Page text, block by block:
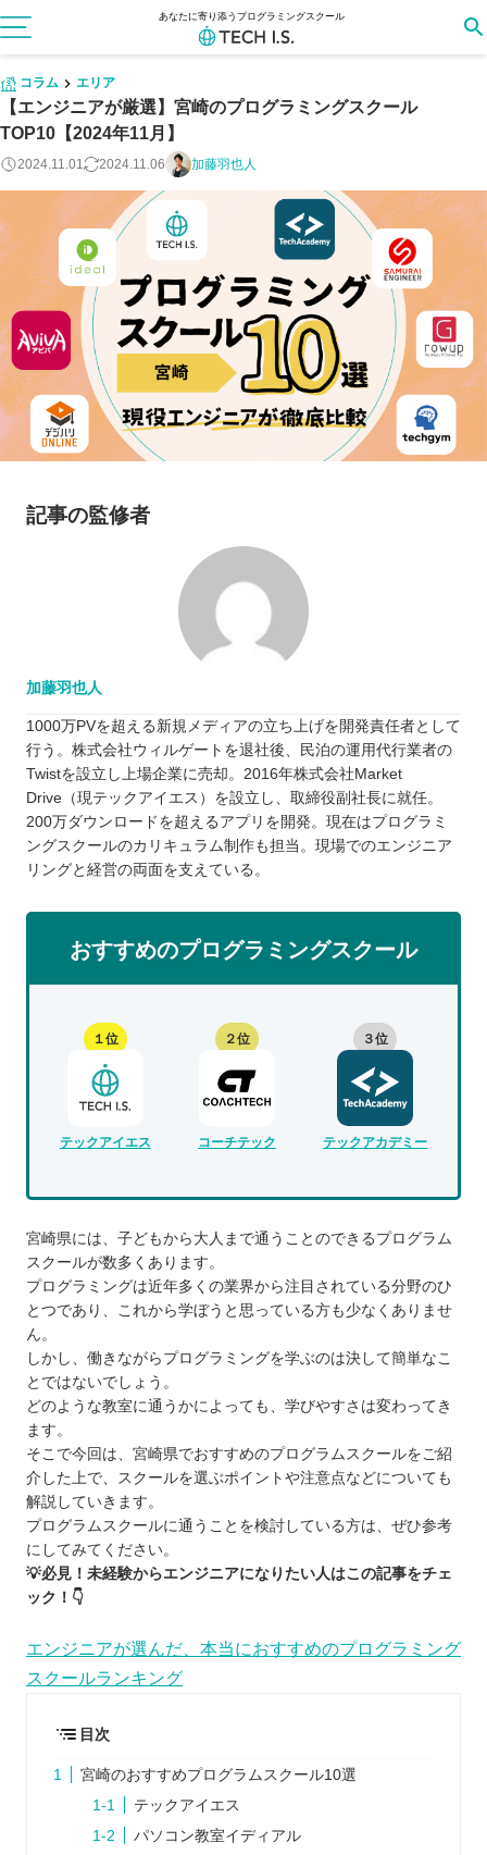
あなたに寄り添うプログラミングスクール
コラム エリア
【エンジニアが厳選】宮崎のプログラミングスクール
TOP10【2024年11月】
2024.11.01 2024.11.06 加藤羽也人
記事の監修者
加藤羽也人
1000万PVを超える新規メディアの立ち上げを開発責任者として
行う。株式会社ウィルゲートを退社後、民泊の運用代行業者の
Twistを設立し上場企業に売却。2016年株式会社Market
Drive（現テックアイエス）を設立し、取締役副社長に就任。
200万ダウンロードを超えるアプリを開発。現在はプログラミ
ングスクールのカリキュラム制作も担当。現場でのエンジニア
リングと経営の両面を支えている。
おすすめのプログラミングスクール
１位
テックアイエス
２位
コーチテック
３位
テックアカデミー
宮崎県には、子どもから大人まで通うことのできるプログラム
スクールが数多くあります。
プログラミングは近年多くの業界から注目されている分野のひ
とつであり、これから学ぼうと思っている方も少なくありませ
ん。
しかし、働きながらプログラミングを学ぶのは決して簡単なこ
とではないでしょう。
どのような教室に通うかによっても、学びやすさは変わってき
ます。
そこで今回は、宮崎県でおすすめのプログラムスクールをご紹
介した上で、スクールを選ぶポイントや注意点などについても
解説していきます。
プログラムスクールに通うことを検討している方は、ぜひ参考
にしてみてください。
💡必見！未経験からエンジニアになりたい人はこの記事をチェ
ック！👇
エンジニアが選んだ、本当におすすめのプログラミング
スクールランキング
目次
宮崎のおすすめプログラムスクール10選
テックアイエス
パソコン教室イディアル